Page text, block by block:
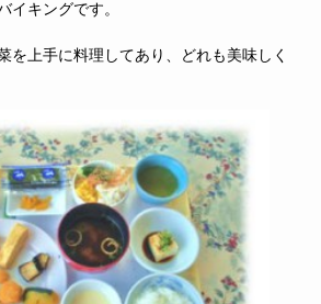
イキングです。
を上手に料理してあり、どれも美味しく